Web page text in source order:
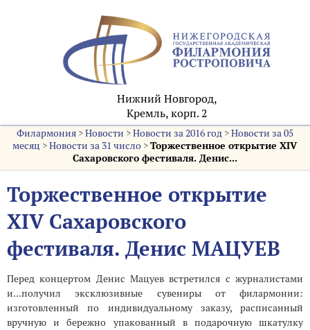
Нижний Новгород,
Кремль, корп. 2
Филармония>Новости >Новости за 2016 год>Новости за 05
месяц >Новости за 31 число >Торжественное открытие XIV
Сахаровского фестиваля. Денис...
Торжественное открытие
XIV Сахаровского
фестиваля. Денис МАЦУЕВ
Перед концертом Денис Мацуев встретился с журналистами
и...получил эксклюзивные сувениры от филармонии:
изготовленный по индивидуальному заказу, расписанный
вручную и бережно упакованный в подарочную шкатулку